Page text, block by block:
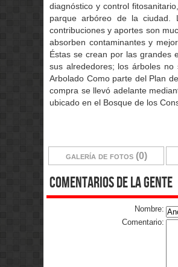
diagnóstico y control
parque arbóreo de la ciudad.
contribuciones y aportes son
absorben contaminantes y
Éstas se crean por las grandes
sus alrededores; los árboles
Arbolado Como parte del Plan
compra se llevó adelante
ubicado en el Bosque de los
galería de fotos (0)
comentarios de la gente
Nombre:
Comentario: